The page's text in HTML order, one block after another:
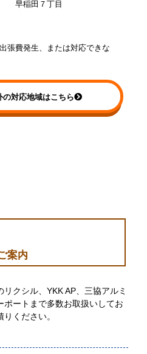
早稲田７丁目
張費発生、または対応できな
対応地域はこちら
案内
クシル、YKK AP、三協アルミ
ートまで多数お取扱いしてお
ください。